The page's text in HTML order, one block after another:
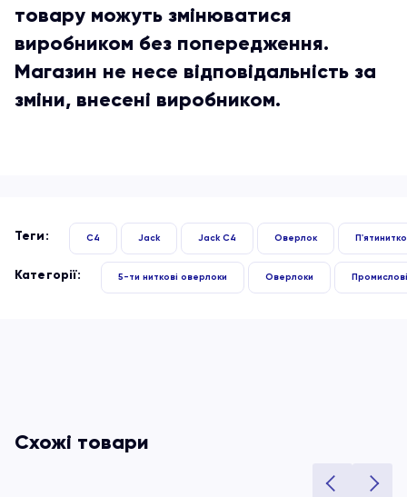
товару можуть змінюватися
виробником без попередження.
Магазин не несе відповідальність за
зміни, внесені виробником.
Теги: C4 Jack Jack C4 Оверлок
Категорії: 5-ти ниткові оверлоки Оверлоки
Схожі товари